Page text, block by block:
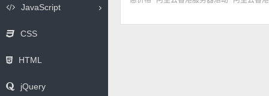
JavaScript
CSS
HTML
jQuery